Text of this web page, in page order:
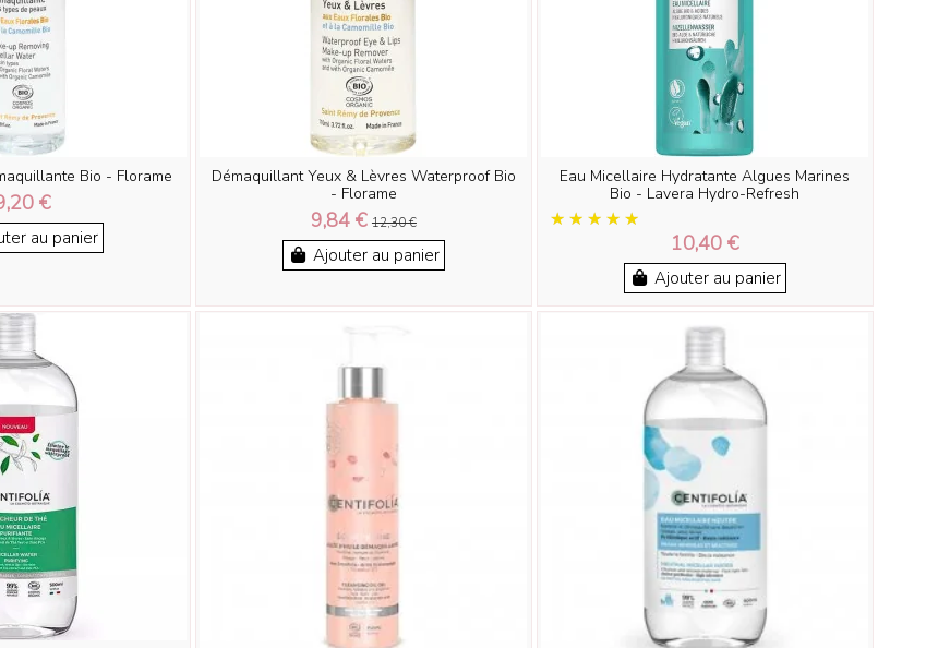
Bio - Florame
€
au panier
Démaquillant Yeux & Lèvres Waterproof Bio
- Florame
9,84 € 12,30 €
Ajouter au panier
Eau Micellaire Hydratante Algues Marines
Bio - Lavera Hydro-Refresh
10,40 €
Ajouter au panier